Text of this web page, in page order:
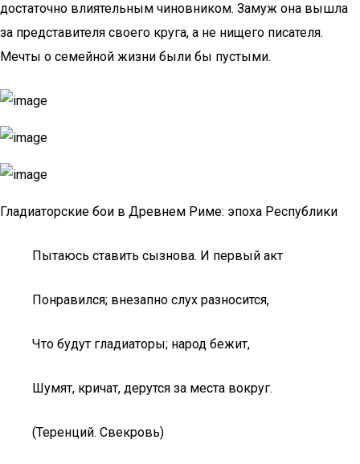
достаточно влиятельным чиновником. Замуж она вышла
за представителя своего круга, а не нищего писателя.
Мечты о семейной жизни были бы пустыми.
Гладиаторские бои в Древнем Риме: эпоха Республики
Пытаюсь ставить сызнова. И первый акт
Понравился; внезапно слух разносится,
Что будут гладиаторы; народ бежит,
Шумят, кричат, дерутся за места вокруг.
(Теренций. Свекровь)